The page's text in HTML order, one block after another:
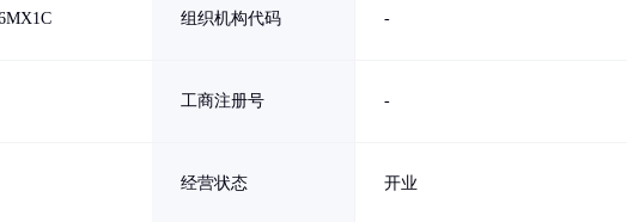
组织机构代码 -
工商注册号 -
经营状态 开业